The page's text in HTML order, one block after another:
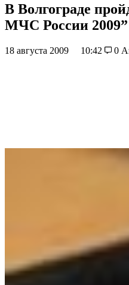
В Волгограде
МЧС России 2009”
18 августа 2009 10:42 0